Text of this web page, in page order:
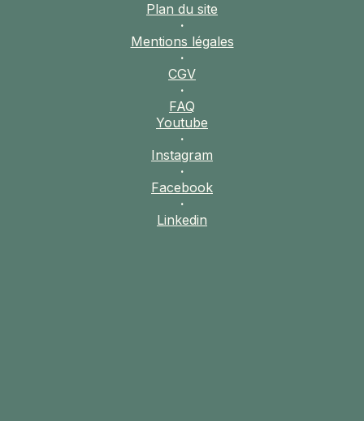
Plan du site
·
Mentions légales
·
CGV
·
FAQ
Youtube
·
Instagram
·
Facebook
·
Linkedin